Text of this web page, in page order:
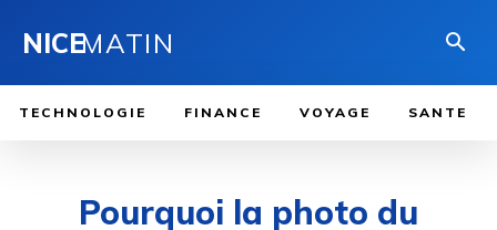
NICEMATIN
TECHNOLOGIE FINANCE VOYAGE SANTE
Pourquoi la photo du